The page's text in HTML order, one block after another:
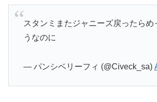
スタンミまたジャニーズ戻ったらめ
うなのに
— パンシベリーフィ (@Civeck_sa)